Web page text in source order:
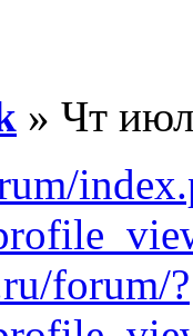
» Чт
forum/?